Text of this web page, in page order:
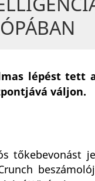
lépést tett
váljon.
tőkebevonást